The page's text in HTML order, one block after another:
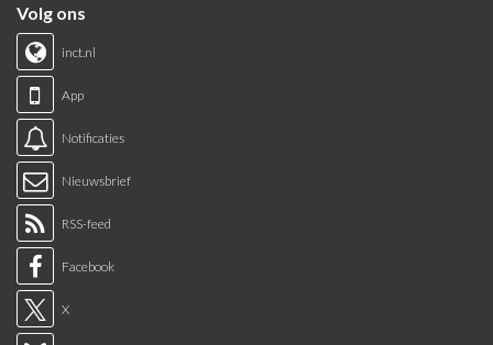
Volg ons
inct.nl
App
Notificaties
Nieuwsbrief
RSS-feed
Facebook
X